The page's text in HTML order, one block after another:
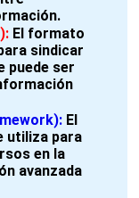
El formato
sindicar
puede ser
El
utiliza para
en la
avanzada